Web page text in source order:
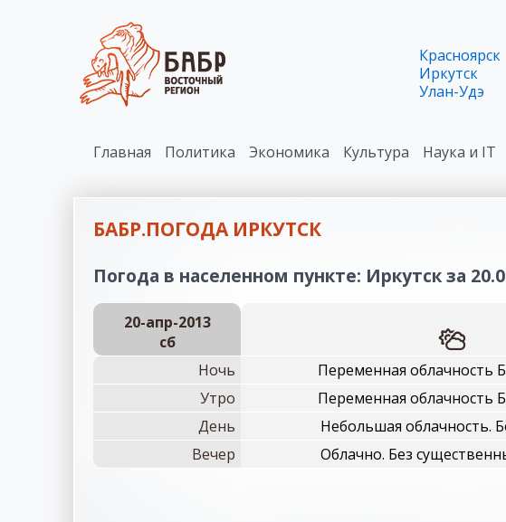
Красноярск
Иркутск
Улан-Удэ
Главная Политика Экономика Культура Наука и IT
БАБР.ПОГОДА ИРКУТСК
Погода в населенном пункте: Иркутск за
20-апр-2013
сб
Ночь
Переменная облачность
Утро
Переменная облачность
День
Небольшая облачность.
Вечер
Облачно. Без